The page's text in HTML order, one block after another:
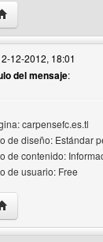
sitio web del
12-2012, 18:01
del mensaje:
carpensefc.es.tl
de diseño: Estándar
de contenido:
de usuario: Free
sitio web del